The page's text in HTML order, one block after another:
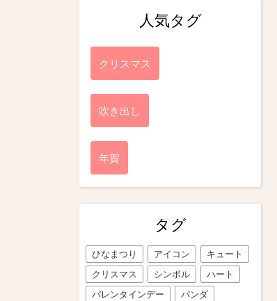
人気タグ
クリスマス
吹き出し
年賀
タグ
ひなまつり アイコン
キュート
クリスマス
シンボル
ハート
バレンタインデー
パンダ